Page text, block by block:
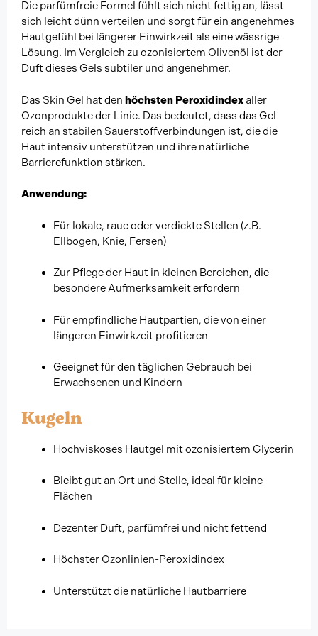
Die parfümfreie Formel fühlt sich nicht fettig an, lässt
sich leicht dünn verteilen und sorgt für ein angenehmes
Hautgefühl bei längerer Einwirkzeit als eine wässrige
Lösung. Im Vergleich zu ozonisiertem Olivenöl ist der
Duft dieses Gels subtiler und angenehmer.
Das Skin Gel hat den höchsten Peroxidindex aller
Ozonprodukte der Linie. Das bedeutet, dass das Gel
reich an stabilen Sauerstoffverbindungen ist, die die
Haut intensiv unterstützen und ihre natürliche
Barrierefunktion stärken.
Anwendung:
Für lokale, raue oder verdickte Stellen (z.B.
Ellbogen, Knie, Fersen)
Zur Pflege der Haut in kleinen Bereichen, die
besondere Aufmerksamkeit erfordern
Für empfindliche Hautpartien, die von einer
längeren Einwirkzeit profitieren
Geeignet für den täglichen Gebrauch bei
Erwachsenen und Kindern
Kugeln
Hochviskoses Hautgel mit ozonisiertem Glycerin
Bleibt gut an Ort und Stelle, ideal für kleine
Flächen
Dezenter Duft, parfümfrei und nicht fettend
Höchster Ozonlinien-Peroxidindex
Unterstützt die natürliche Hautbarriere